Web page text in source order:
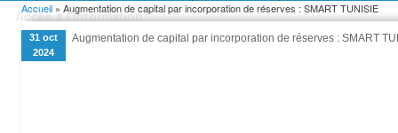
Accès à l'information
Vous êtes ici
Accueil » Augmentation de capital par incorporation de réserves : SMART TUNISIE
31 oct
2024
Augmentation de capital par incorporation de réserves : SMART